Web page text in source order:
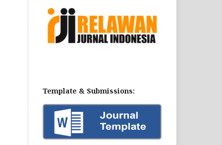
Template & Submissions: